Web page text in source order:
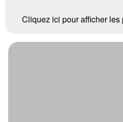
Cliquez ici pour afficher les